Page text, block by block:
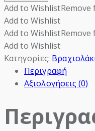
Add to Wishlist
Add to Wishlist
Add to Wishlist
Add to Wishlist
Κατηγορίες:
Περιγραφή
Αξιολογήσεις (0)